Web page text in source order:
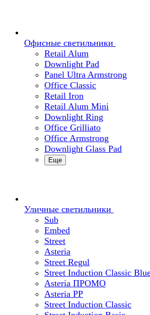
Офисные светильники
Retail Alum
Downlight Pad
Panel Ultra Armstrong
Office Classic
Retail Iron
Retail Alum Mini
Downlight Ring
Office Grilliato
Office Armstrong
Downlight Glass Pad
Еще
Уличные светильники
Sub
Embed
Street
Asteria
Street Regul
Street Induction Classic
Asteria ПРОМО
Asteria PP
Street Induction Classic